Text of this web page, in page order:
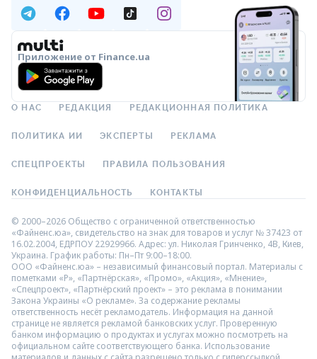
Приложение от Finance.ua
О НАС РЕДАКЦИЯ РЕДАКЦИОННАЯ ПОЛИТИКА
ПОЛИТИКА ИИ ЭКСПЕРТЫ РЕКЛАМА
СПЕЦПРОЕКТЫ ПРАВИЛА ПОЛЬЗОВАНИЯ
КОНФИДЕНЦИАЛЬНОСТЬ КОНТАКТЫ
© 2000–2026 Общество с ограниченной ответственностью
«Файненс.юа», свидетельство на знак для товаров и услуг № 37423 от
16.02.2004, ЕДРПОУ 22929966. Адрес: ул. Николая Гринченко, 4В, Киев,
Украина. График работы: Пн–Пт 9:00–18:00.
ООО «Файненс.юа» – независимый финансовый портал. Материалы с
пометками «Р», «Партнёрская», «Промо», «Акция», «Мнение»,
«Спецпроект», «Партнёрский проект» – это реклама в понимании
Закона Украины «О рекламе». За содержание рекламы
ответственность несёт рекламодатель. Информация на данной
странице не является рекламой банковских услуг. Проверенную
банком информацию о продуктах и услугах можно посмотреть на
официальном сайте соответствующего банка. Использование